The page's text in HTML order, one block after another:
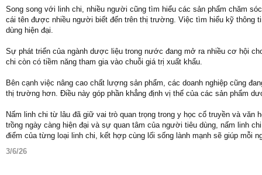
Song song với linh chi, nhiều người cũng tìm hiểu các sản phẩm chăm
cái tên được nhiều người biết đến trên thị trường. Việc tìm hiểu kỹ thông
dùng hiện đại.
Sự phát triển của ngành dược liệu trong nước đang mở ra nhiều cơ hội
chi còn có tiềm năng tham gia vào chuỗi giá trị xuất khẩu.
Bên cạnh việc nâng cao chất lượng sản phẩm, các doanh nghiệp cũng
thị trường hơn. Điều này góp phần khẳng định vị thế của các sản phẩm
Nấm linh chi từ lâu đã giữ vai trò quan trọng trong y học cổ truyền và
trồng ngày càng hiện đại và sự quan tâm của người tiêu dùng, nấm linh
điểm của từng loại linh chi, kết hợp cùng lối sống lành mạnh sẽ giúp mỗi
3/6/26